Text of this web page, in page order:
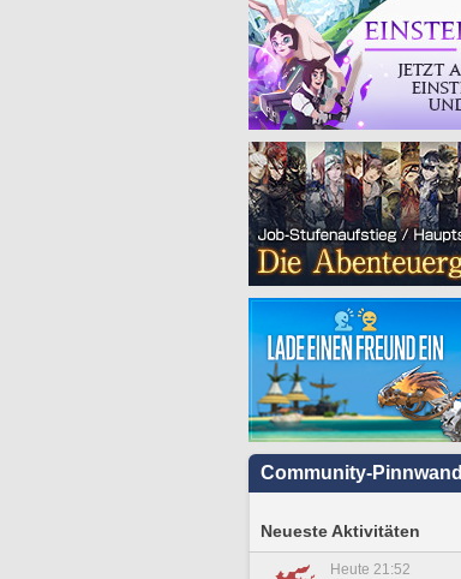
Community-Pinnwand
Neueste Aktivitäten
Heute 21:52